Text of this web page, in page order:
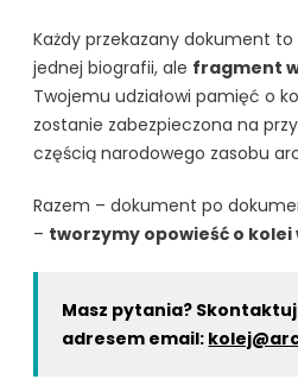
Każdy przekazany dokument
jednej biografii, ale fragment
Twojemu udziałowi pamięć o
zostanie zabezpieczona na
częścią narodowego zasobu
Razem – dokument po
– tworzymy opowieść o kolei
Masz pytania?
adresem email: